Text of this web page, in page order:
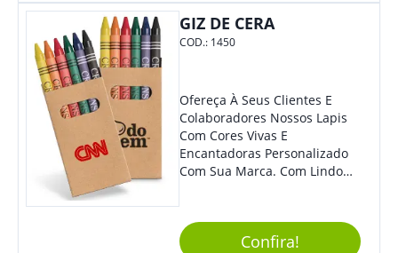
Também É Prático, Tornando-
Se Assim Excelente Para Uso
Cotidiano. Perfeito, Não É?!
GIZ DE CERA
COD.: 1450
Ofereça À Seus Clientes E
Colaboradores Nossos Lapis
Com Cores Vivas E
Encantadoras Personalizado
Com Sua Marca. Com Lindo
Perfeito, Não É?!
Confira!